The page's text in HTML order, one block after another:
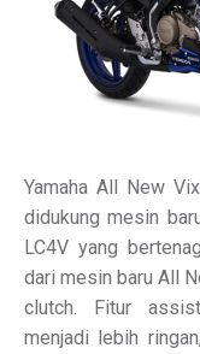
Yamaha All New
didukung mesin
LC4V yang
dari mesin baru All
clutch. Fitur
menjadi lebih